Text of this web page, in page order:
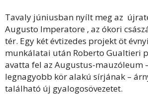
Tavaly júniusban nyílt meg az
Augusto Imperatore , az ókori
tér. Egy két évtizedes projekt öt
munkálatai után Roberto Gualtieri
avatta fel az Augustus-mauzóleum
legnagyobb kör alakú sírjának –
található új gyalogosövezetet.